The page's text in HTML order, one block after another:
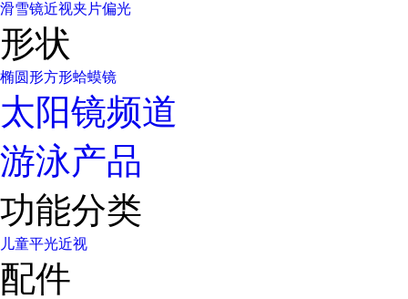
滑雪镜近视夹片偏光
形状
椭圆形方形蛤蟆镜
太阳镜频道
游泳产品
功能分类
儿童平光近视
配件